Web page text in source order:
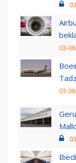
03-
03-